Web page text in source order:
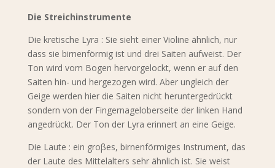
Die Streichinstrumente
Die kretische Lyra : Sie sieht einer Violine ähnlich, nur
dass sie birnenförmig ist und drei Saiten aufweist. Der
Ton wird vom Bogen hervorgelockt, wenn er auf den
Saiten hin- und hergezogen wird. Aber ungleich der
Geige werden hier die Saiten nicht heruntergedrückt
sondern von der Fingernageloberseite der linken Hand
angedrückt. Der Ton der Lyra erinnert an eine Geige.
Die Laute : ein groβes, birnenförmiges Instrument, das
der Laute des Mittelalters sehr ähnlich ist. Sie weist